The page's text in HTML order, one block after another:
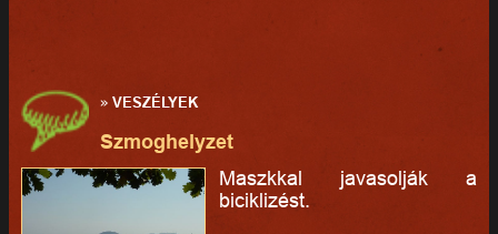
»VESZÉLYEK
Szmoghelyzet
Maszkkal javasolják a
biciklizést.